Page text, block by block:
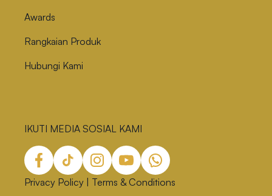
Awards
Rangkaian Produk
Hubungi Kami
IKUTI MEDIA SOSIAL KAMI
Privacy Policy Terms & Conditions